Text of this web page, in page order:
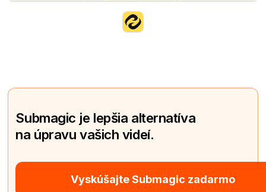
Submagic je lepšia alternatíva
na úpravu vašich videí.
Vyskúšajte Submagic zadarmo